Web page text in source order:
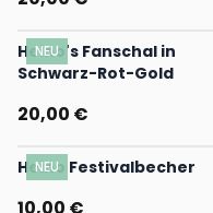
NEU
Heino's Fanschal in
Schwarz-Rot-Gold
20,00 €
NEU
Heino Festivalbecher